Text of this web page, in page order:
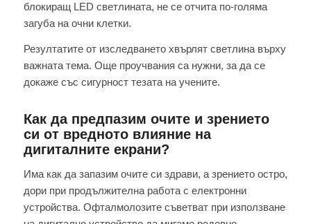
блокиращ LED светлината, не се отчита по-голяма
загуба на очни клетки.
Резултатите от изследването хвърлят светлина върху
важната тема. Още проучвания са нужни, за да се
докаже със сигурност тезата на учените.
Как да предпазим очите и зрението
си от вредното влияние на
дигиталните екрани?
Има как да запазим очите си здрави, а зрението остро,
дори при продължителна работа с електронни
устройства. Офталмолозите съветват при използване